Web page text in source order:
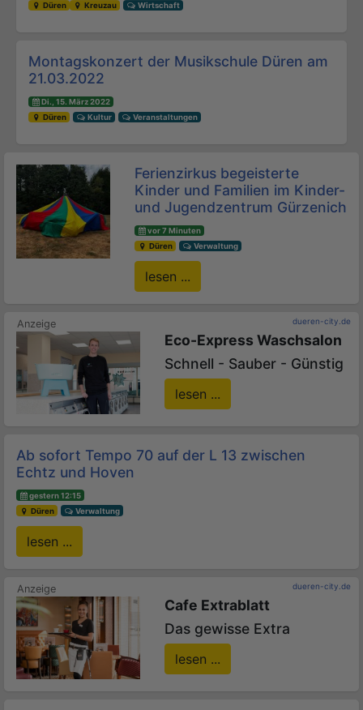
Düren
Kreuzau Wirtschaft
Montagskonzert der Musikschule Düren am
21.03.2022
Di., 15. März 2022
Düren
Kultur Veranstaltungen
Ferienzirkus begeisterte
Kinder und Familien im Kinder-
und Jugendzentrum Gürzenich
vor 7 Minuten
Düren
Verwaltung
lesen ...
dueren-city.de
Eco-Express Waschsalon
Schnell - Sauber - Günstig
lesen ...
Ab sofort Tempo 70 auf der L 13 zwischen
Echtz und Hoven
gestern 12:15
Düren
Verwaltung
lesen ...
dueren-city.de
Cafe Extrablatt
Das gewisse Extra
lesen ...